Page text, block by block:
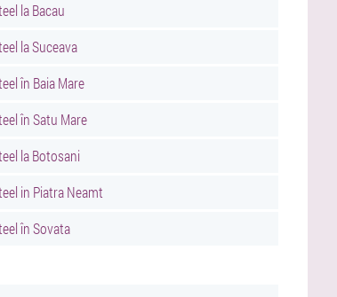
la Bacau
la Suceava
în Baia Mare
în Satu Mare
la Botosani
in Piatra Neamt
în Sovata